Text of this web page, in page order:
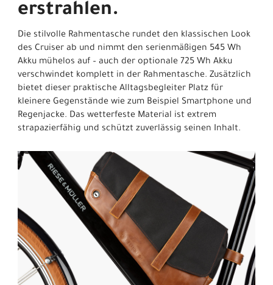
erstrahlen.
Die stilvolle Rahmentasche rundet den klassischen Look
des Cruiser ab und nimmt den serienmäßigen 545 Wh
Akku mühelos auf – auch der optionale 725 Wh Akku
verschwindet komplett in der Rahmentasche. Zusätzlich
bietet dieser praktische Alltagsbegleiter Platz für
kleinere Gegenstände wie zum Beispiel Smartphone und
Regenjacke. Das wetterfeste Material ist extrem
strapazierfähig und schützt zuverlässig seinen Inhalt.